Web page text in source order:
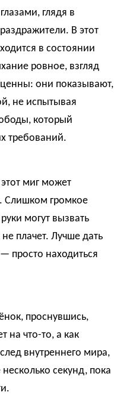
глядя в
В этот
в состоянии
ровное, взгляд
они показывают,
не испытывая
который
требований.
миг может
Слишком громкое
могут вызвать
плачет. Лучше дать
просто находиться
проснувшись,
на что-то, а как
внутреннего мира,
секунд, пока